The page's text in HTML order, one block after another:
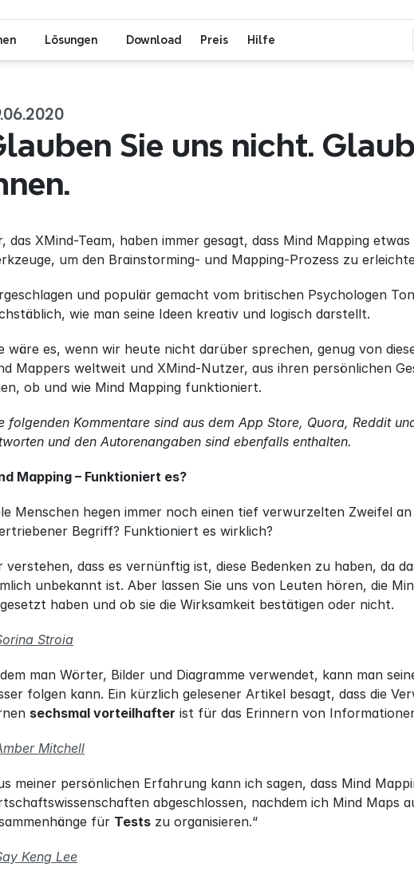
Sie uns nicht.
das XMind-Team, haben immer gesagt, dass Mind Mapping
um den Brainstorming- und Mapping-Prozess zu
und populär gemacht vom britischen Psychologen
wie man seine Ideen kreativ und logisch darstellt.
wäre es, wenn wir heute nicht darüber sprechen, genug von
Mappers weltweit und XMind-Nutzer, aus ihren persönlichen
ob und wie Mind Mapping funktioniert.
folgenden Kommentare sind aus dem App Store, Quora, Reddit
und den Autorenangaben sind ebenfalls enthalten.
Mapping – Funktioniert es?
Menschen hegen immer noch einen tief verwurzelten Zweifel
Begriff? Funktioniert es wirklich?
verstehen, dass es vernünftig ist, diese Bedenken zu haben, da
unbekannt ist. Aber lassen Sie uns von Leuten hören, die
haben und ob sie die Wirksamkeit bestätigen oder nicht.
Stroia
man Wörter, Bilder und Diagramme verwendet, kann man
folgen kann. Ein kürzlich gelesener Artikel besagt, dass die
sechsmal vorteilhafter ist für das Erinnern von
Mitchell
meiner persönlichen Erfahrung kann ich sagen, dass Mind
abgeschlossen, nachdem ich Mind
für Tests zu organisieren.“
Keng Lee
Lösungen Download Preis Hilfe